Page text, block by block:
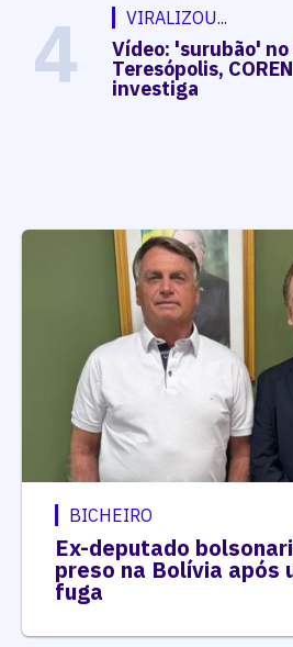
4 VIRALIZOU...
Vídeo: 'surubão'
Teresópolis,
investiga
BICHEIRO
Ex-deputado
preso na Bolívia após
fuga